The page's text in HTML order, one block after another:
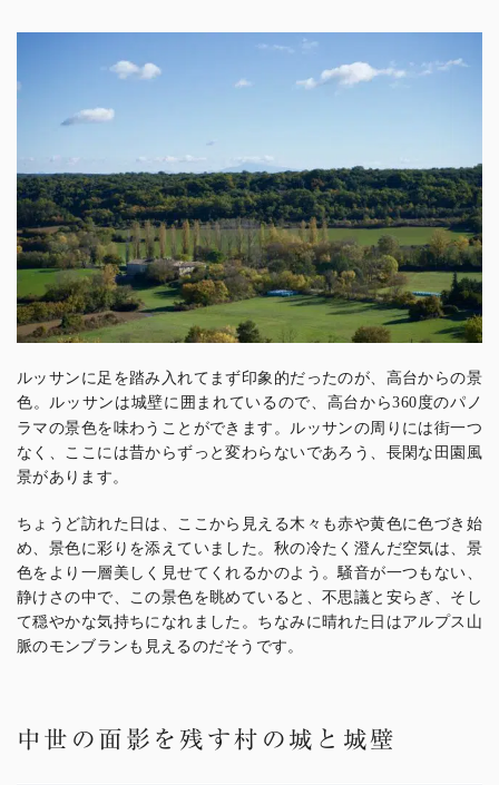
ルッサンに足を踏み入れてまず印象的だったのが、高台からの景
色。ルッサンは城壁に囲まれているので、高台から360 度のパノ
ラマの景色を味わうことができます。ルッサンの周りには街一つ
なく、ここには昔からずっと変わらないであろう、長閑な田園風
景があります。
ちょうど訪れた日は、ここから見える木々も赤や黄色に色づき始
め、景色に彩りを添えていました。秋の冷たく澄んだ空気は、景
色をより一層美しく見せてくれるかのよう。騒音が一つもない、
静けさの中で、この景色を眺めていると、不思議と安らぎ、そし
て穏やかな気持ちになれました。ちなみに晴れた日はアルプス山
脈のモンブランも見えるのだそうです。
中世の面影を残す村の城と城壁